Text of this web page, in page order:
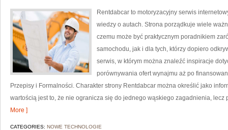
Rentdabcar to motoryzacyjny serwis
wiedzy o autach. Strona porządkuje wiele
czemu może być praktycznym poradnikiem
samochodu, jak i dla tych, którzy dopiero
serwis, w którym można znaleźć inspiracje
porównywania ofert wynajmu aż po
Przepisy i Formalności. Charakter strony Rentdabcar można określić jako
wartością jest to, że nie ogranicza się do jednego wąskiego zagadnienia, lecz
More ]
CATEGORIES: NOWE TECHNOLOGIE